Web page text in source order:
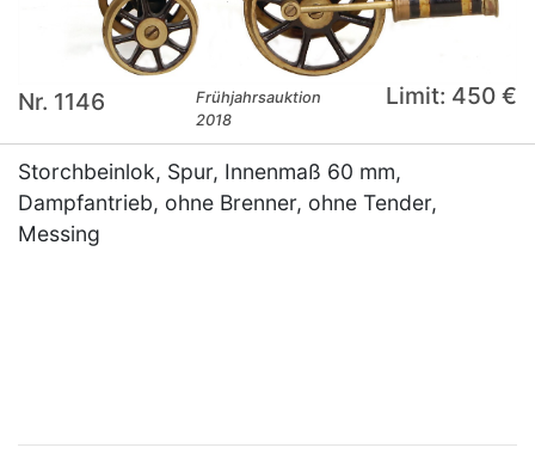
Nr. 1146
Frühjahrsauktion
2018
Limit: 450 €
Storchbeinlok, Spur, Innenmaß 60 mm,
Dampfantrieb, ohne Brenner, ohne Tender,
Messing